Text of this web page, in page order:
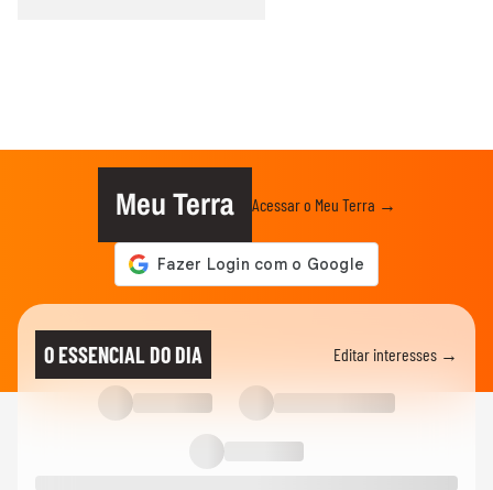
Meu Terra Acessar o Meu Terra →
O ESSENCIAL DO DIA Editar interesses →